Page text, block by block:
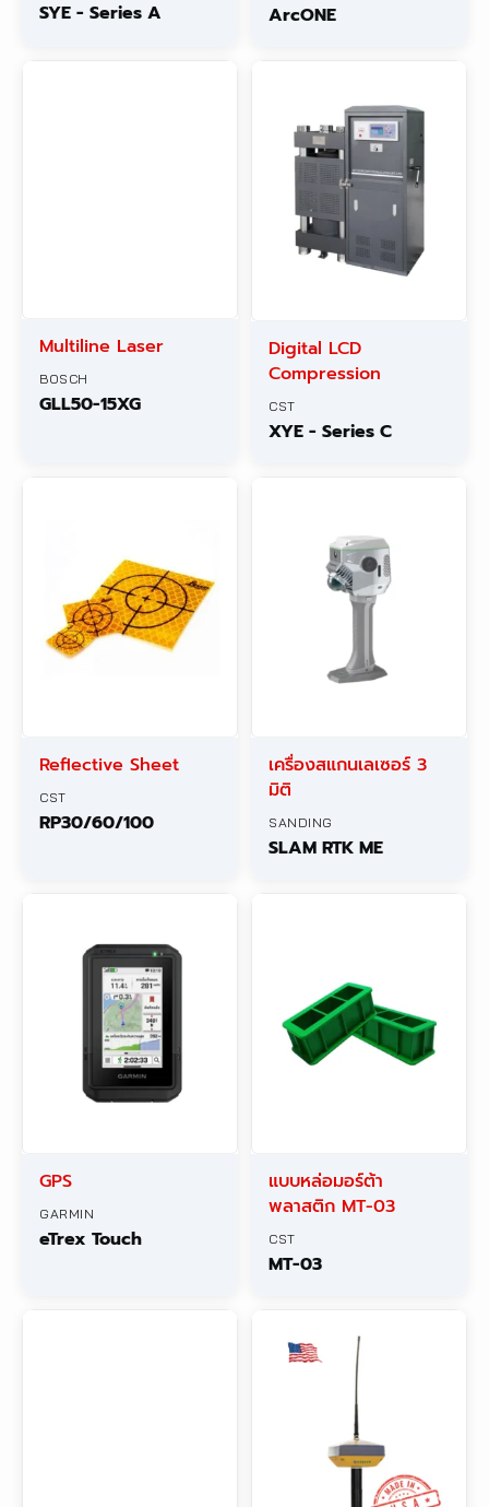
SYE - Series A ArcONE
Multiline Laser
BOSCH
GLL50-15XG
Digital LCD
Compression
CST
XYE - Series C
Reflective Sheet
CST
RP30/60/100
เครื่องสแกนเลเซอร์ 3
มิติ
SANDING
SLAM RTK ME
GPS
GARMIN
eTrex Touch
แบบหล่อมอร์ต้า
พลาสติก MT-03
CST
MT-03